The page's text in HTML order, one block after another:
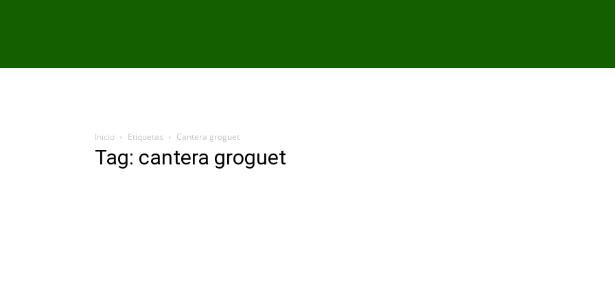
Inicio Etiquetas Cantera groguet
Tag: cantera groguet